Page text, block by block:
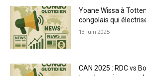
Yoane Wissa à
congolais qui
13 juin 2025
CAN 2025 : RDC vs